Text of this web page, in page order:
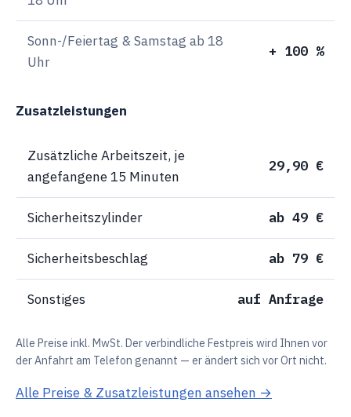
Sonn-/Feiertag & Samstag ab 18
Uhr
+ 100 %
Zusatzleistungen
Zusätzliche Arbeitszeit, je
angefangene 15 Minuten
29,90 €
Sicherheitszylinder ab 49 €
Sicherheitsbeschlag ab 79 €
Sonstiges auf Anfrage
Alle Preise inkl. MwSt. Der verbindliche Festpreis wird Ihnen vor
der Anfahrt am Telefon genannt — er ändert sich vor Ort nicht.
Alle Preise & Zusatzleistungen ansehen →